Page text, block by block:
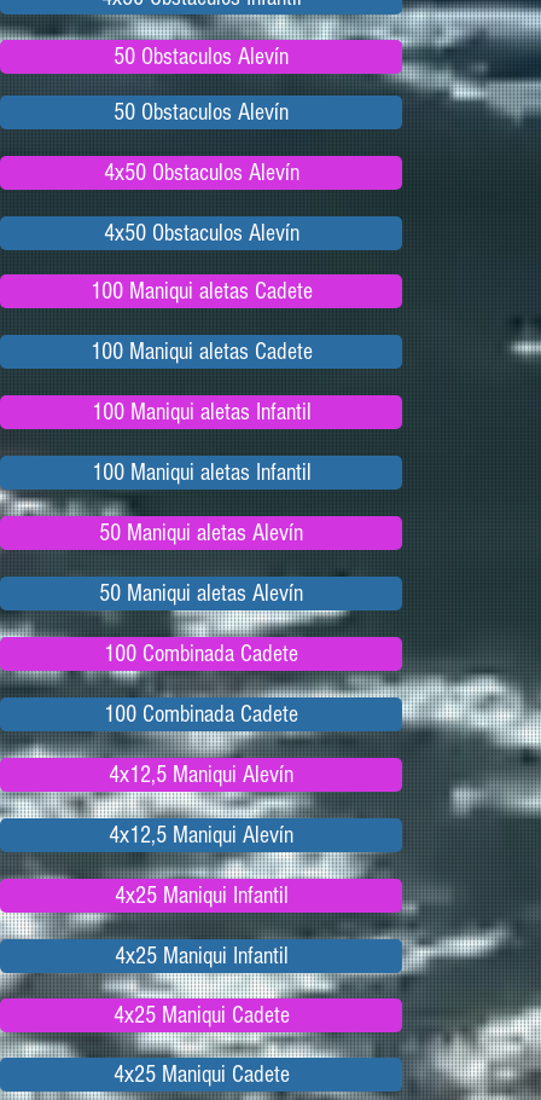
50 Obstaculos Alevín
50 Obstaculos Alevín
4x50 Obstaculos Alevín
4x50 Obstaculos Alevín
100 Maniqui aletas Cadete
100 Maniqui aletas Cadete
100 Maniqui aletas Infantil
100 Maniqui aletas Infantil
50 Maniqui aletas Alevín
50 Maniqui aletas Alevín
100 Combinada Cadete
100 Combinada Cadete
4x12,5 Maniqui Alevín
4x12,5 Maniqui Alevín
4x25 Maniqui Infantil
4x25 Maniqui Infantil
4x25 Maniqui Cadete
4x25 Maniqui Cadete